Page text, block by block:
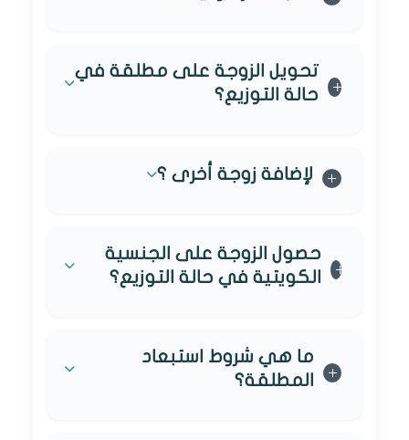
تحويل الزوجة على مطلقة في
حالة التوزيع؟
لإضافة زوجة أخرى ؟
حصول الزوجة على الجنسية
الكويتية في حالة التوزيع؟
ما هي شروط استبعاد
المطلقة؟